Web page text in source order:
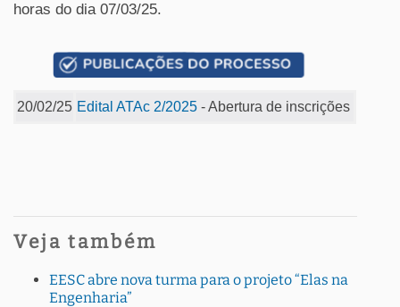
horas do dia 07/03/25.
20/02/25 Edital ATAc 2/2025 - Abertura de inscrições
Veja também
EESC abre nova turma para o projeto “Elas na
Engenharia”